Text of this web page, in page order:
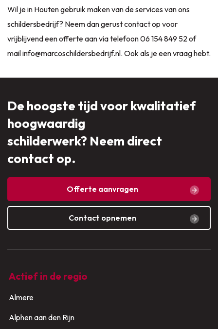
Wil je in Houten gebruik maken van de services van ons
schildersbedrijf? Neem dan gerust contact op voor
vrijblijvend een offerte aan via telefoon06 154 849 52of
mailinfo@marcoschildersbedrijf.nl. Ook als je een vraag hebt.
De hoogste tijd voor kwalitatief
hoogwaardig
schilderwerk? Neem direct
contact op.
Offerte aanvragen
Contact opnemen
Actief in de regio
Almere
Alphen aan den Rijn